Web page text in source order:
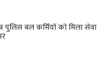
पुलिस बल ​कर्मियों को मिला सेवा